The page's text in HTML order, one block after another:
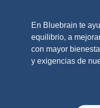
En Bluebrain te
equilibrio, a
con mayor
y exigencias de